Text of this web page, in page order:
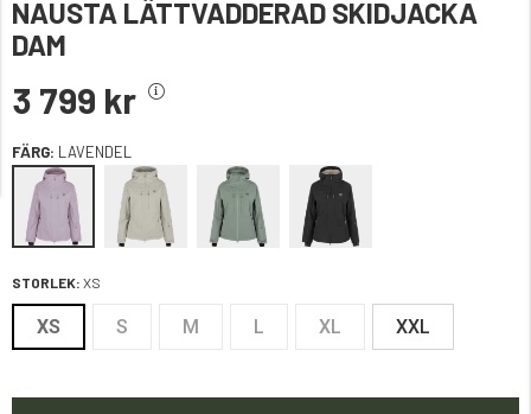
NAUSTA LÄTTVADDERAD SKIDJACKA
DAM
3 799 kr
FÄRG: LAVENDEL
STORLEK: XS
XS S M L XL XXL